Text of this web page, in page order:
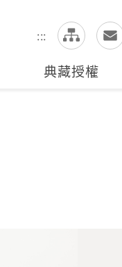
:::
全站搜尋
典藏授權